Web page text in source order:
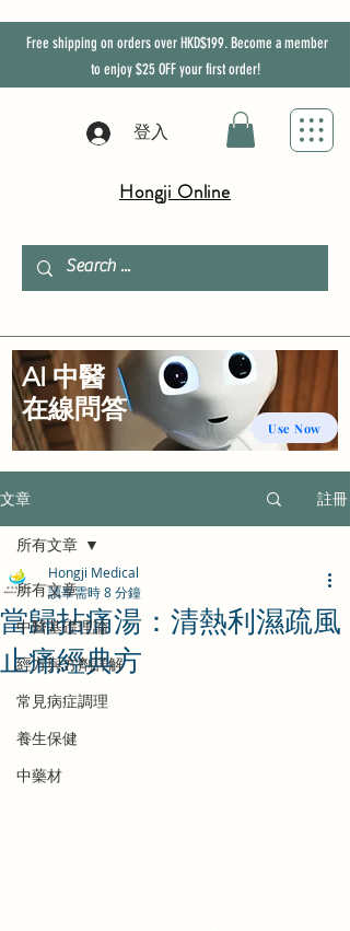
Free shipping on orders over HKD$199. Become a member
to enjoy$25 OFFyour first order!
登入
Hongji Online
文章 註冊
所有文章
中醫基礎理論
經方與方劑詳解
常見病症調理
養生保健
中藥材
所有文章
當歸拈痛湯：清熱利濕疏風
止痛經典方
Hongji Medical
讀畢需時 8 分鐘
Use Now
AI 中醫
​在線問答